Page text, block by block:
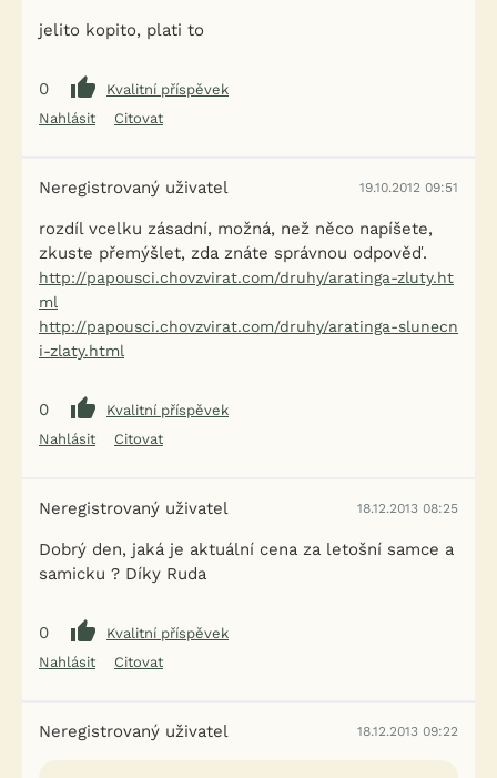
jelito kopito, plati to
0
Kvalitní příspěvek
Nahlásit
Citovat
Neregistrovaný uživatel 19.10.2012 09:51
rozdíl vcelku zásadní, možná, než něco napíšete,
zkuste přemýšlet, zda znáte správnou odpověď.
http://papousci.chovzvirat.com/druhy/aratinga-zluty.ht
ml
http://papousci.chovzvirat.com/druhy/aratinga-slunecn
i-zlaty.html
0
Kvalitní příspěvek
Nahlásit
Citovat
Neregistrovaný uživatel 18.12.2013 08:25
Dobrý den, jaká je aktuální cena za letošní samce a
samicku ? Díky Ruda
0
Kvalitní příspěvek
Nahlásit
Citovat
Neregistrovaný uživatel 18.12.2013 09:22